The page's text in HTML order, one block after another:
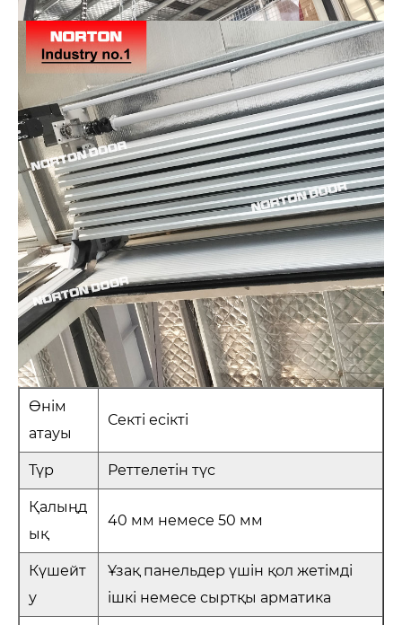
Өнім
атауы
Секті есікті
Түр Реттелетін түс
Қалыңд
ық
40 мм немесе 50 мм
Күшейт
у
Ұзақ панельдер үшін қол жетімді
ішкі немесе сыртқы арматика